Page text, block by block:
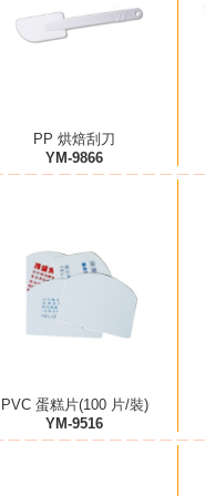
PP 烘焙刮刀
YM-9866
PVC 蛋糕片(100 片/裝)
YM-9516